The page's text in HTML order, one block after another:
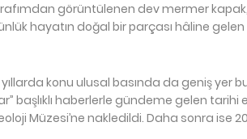
görüntülenen dev mermer
hayatın doğal bir parçası hâline
konu ulusal basında da geniş yer
başlıklı haberlerle gündeme gelen tarihi
Müzesi’ne nakledildi. Daha sonra ise